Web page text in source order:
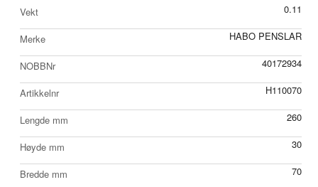
Mer
informasjon
Vekt 0.11
Merke HABO PENSLAR
NOBBNr 40172934
Artikkelnr H110070
Lengde mm 260
Høyde mm 30
Bredde mm 70